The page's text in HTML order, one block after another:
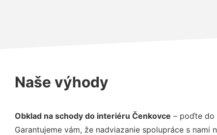
Naše výhody
Obklad na schody do interiéru Čenkovce – poďte do
Garantujeme vám, že nadviazanie spolupráce s nami